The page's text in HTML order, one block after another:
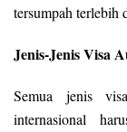
tersumpah terlebih
Jenis-Jenis Visa
Semua jenis
internasional